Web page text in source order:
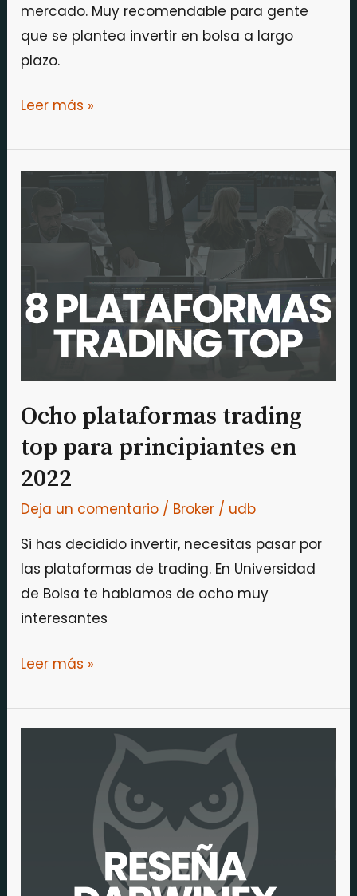
mercado. Muy recomendable para gente
que se plantea invertir en bolsa a largo
plazo.
Leer más »
Ocho plataformas trading
top para principiantes en
2022
Deja un comentario / Broker / udb
Si has decidido invertir, necesitas pasar por
las plataformas de trading. En Universidad
de Bolsa te hablamos de ocho muy
interesantes
Ocho
plataformas
trading
principiantes
en
Leer más »